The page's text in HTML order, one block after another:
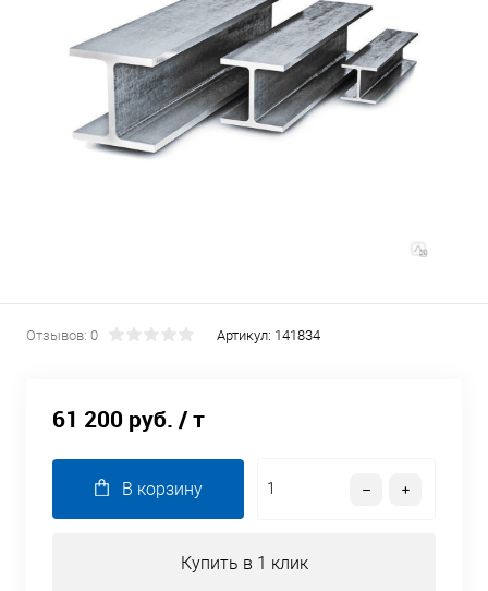
Отзывов: 0 Артикул: 141834
61 200 руб. / т
В корзину
Купить в 1 клик